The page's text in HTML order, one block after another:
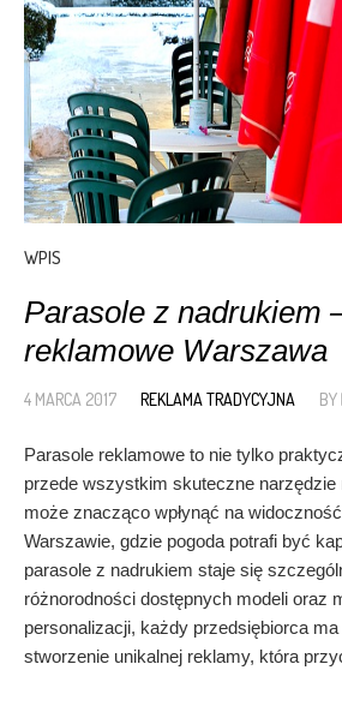
WPIS
Parasole z nadrukiem
reklamowe Warszawa
4 MARCA 2017 REKLAMA TRADYCYJNA BY
Parasole reklamowe to nie tylko
przede wszystkim skuteczne narzędzie
może znacząco wpłynąć na
Warszawie, gdzie pogoda potrafi być
parasole z nadrukiem staje się
różnorodności dostępnych modeli oraz
personalizacji, każdy przedsiębiorca
stworzenie unikalnej reklamy, która